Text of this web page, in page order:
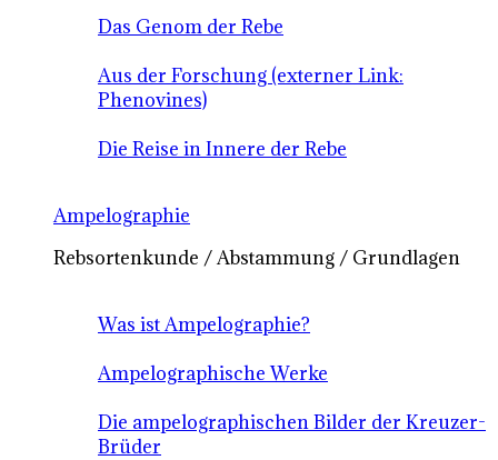
Das Genom der Rebe
Aus der Forschung (externer Link:
Phenovines)
Die Reise in Innere der Rebe
Ampelographie
Rebsortenkunde / Abstammung / Grundlagen
Was ist Ampelographie?
Ampelographische Werke
Die ampelographischen Bilder der Kreuzer-
Brüder